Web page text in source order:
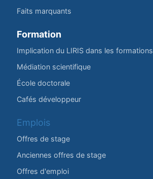
Faits marquants
Formation
Implication du LIRIS dans les formations
Médiation scientifique
École doctorale
Cafés développeur
Emplois
Offres de stage
Anciennes offres de stage
Offres d'emploi